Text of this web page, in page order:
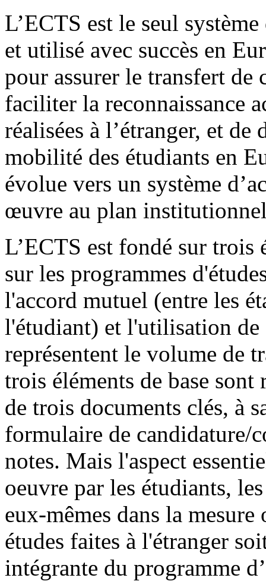
L’ECTS est le seul
et utilisé avec succès en
pour assurer le transfert de
faciliter la reconnaissance
réalisées à l’étranger, et
mobilité des étudiants en
évolue vers un système
œuvre au plan
L’ECTS est fondé sur
sur les programmes
l'accord mutuel (entre les
l'étudiant) et l'utilisation
représentent le volume de
trois éléments de base
de trois documents clés, à
formulaire de candidature/
notes. Mais l'aspect
oeuvre par les étudiants,
eux-mêmes dans la
études faites à l'étranger
intégrante du programme